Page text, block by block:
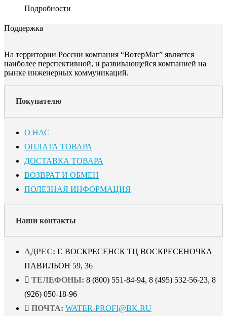
Подробности
Поддержка
На территории России компания “ВотерМаг” является
наиболее перспективной, и развивающейся компанией на
рынке инженерных коммуникаций.
Покупателю
О НАС
ОПЛАТА ТОВАРА
ДОСТАВКА ТОВАРА
ВОЗВРАТ И ОБМЕН
ПОЛЕЗНАЯ ИНФОРМАЦИЯ
Наши контакты
АДРЕС: Г. ВОСКРЕСЕНСК ТЦ ВОСКРЕСЕНОЧКА
ПАВИЛЬОН 59, 36
ТЕЛЕФОНЫ: 8 (800) 551-84-94, 8 (495) 532-56-23, 8
(926) 050-18-96
ПОЧТА: WATER-PROFI@BK.RU